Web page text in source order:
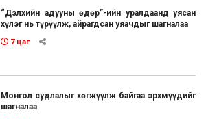
“Дэлхийн адууны өдөр”-ийн уралдаанд уясан
хүлэг нь түрүүлж, айрагдсан уяачдыг шагналаа
7 цаг
Монгол судлалыг хөгжүүлж байгаа эрхмүүдийг
шагналаа